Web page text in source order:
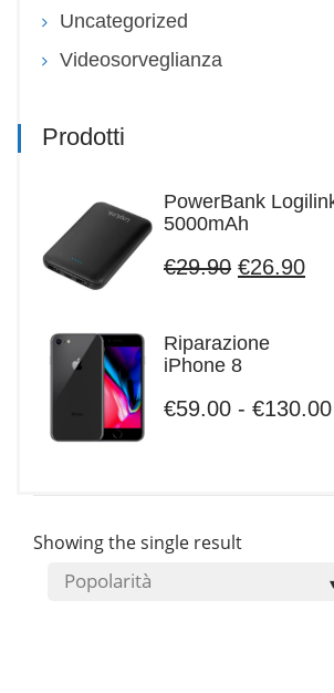
Uncategorized
Videosorveglianza
Prodotti
PowerBank
5000mAh
€29.90 Il
era:
€29.90.
€26.90Il
Riparazione
iPhone 8
€59.00 - €130.00
Showing the single result